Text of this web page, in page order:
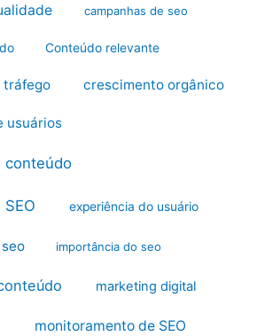
campanhas de seo
Conteúdo relevante
tráfego crescimento orgânico
usuários
conteúdo
experiência do usuário
importância do seo
marketing digital
monitoramento de SEO